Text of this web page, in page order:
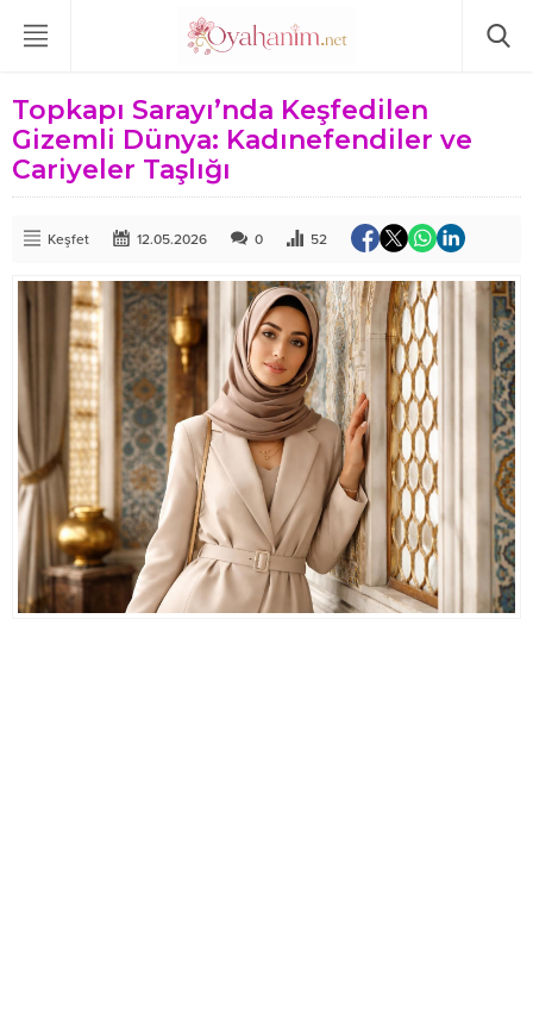
Topkapı Sarayı’nda Keşfedilen
Gizemli Dünya: Kadınefendiler ve
Cariyeler Taşlığı
Keşfet 12.05.2026 0 52